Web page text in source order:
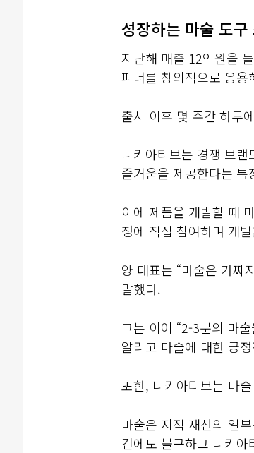
성장하는 마술 도
지난해 매출 12억원을
피너를 창의적으로 응
출시 이후 몇 주간 하루
니키아티브는 경쟁 브
즐거움을 제공한다는 특
이에 제품을 개발할 때
정에 직접 참여하며 개
양 대표는 “마술은 가짜
말했다.
그는 이어 “2-3분의 마
알리고 마술에 대한 긍
또한, 니키아티브는 마
마술은 지적 재산의 일
건에도 불구하고 니키